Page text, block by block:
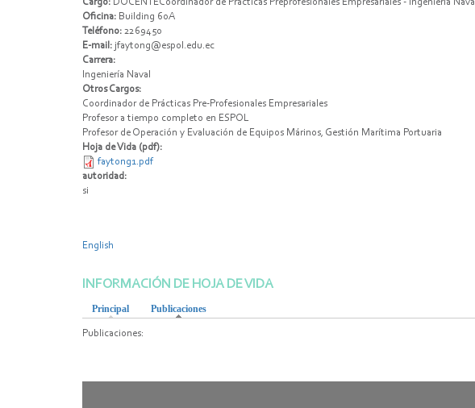
Cargo: DOCENTECoordinador de Prácticas Preprofesionales Empresariales - Ingeniería Naval
Oficina: Building 60A
Teléfono: 2269450
E-mail: jfaytong@espol.edu.ec
Carrera:
Ingeniería Naval
Otros Cargos:
Coordinador de Prácticas Pre-Profesionales Empresariales
Profesor a tiempo completo en ESPOL
Profesor de Operación y Evaluación de Equipos Márinos, Gestión Marítima Portuaria
Hoja de Vida (pdf):
faytong1.pdf
autoridad:
si
English
INFORMACIÓN DE HOJA DE VIDA
Principal Publicaciones
Publicaciones: